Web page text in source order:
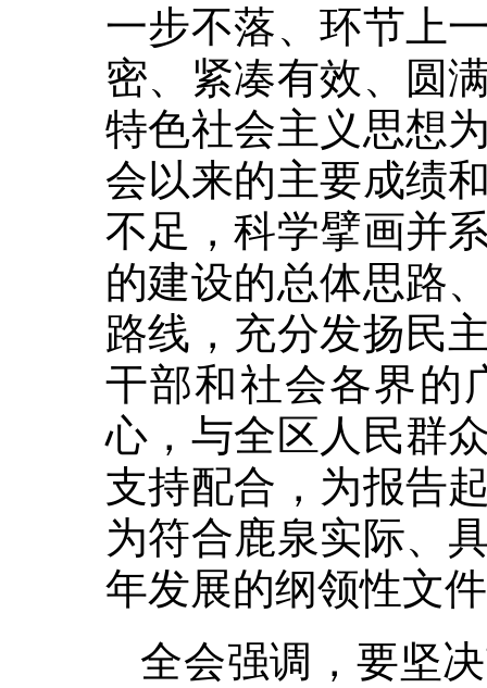
一步不落、环节上
密、紧凑有效、圆
特色社会主义思想
会以来的主要成绩
不足，科学擘画并
的建设的总体思路
路线，充分发扬民
干部和社会各界的
心，与全区人民群
支持配合，为报告
为符合鹿泉实际、
年发展的纲领性文
全会强调，要坚